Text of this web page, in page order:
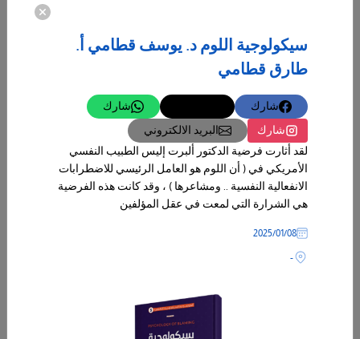
يمكن أن تصبح ناجحاً دون أن تكون مهووساً ، لكنك لن تصل إلى مستويات
النجاح الباهرة دون هوس ، لأن الهوس هو العامل المشترك الوحيد بين
سيكولوجية اللوم د. يوسف قطامي أ.
طارق قطامي
شارك
شارك
شارك
البريد الالكتروني
لقد أثارت فرضية الدكتور ألبرت إليس الطبيب النفسي
الأمريكي في ( أن اللوم هو العامل الرئيسي للاضطرابات
الانفعالية النفسية .. ومشاعرها ) ، وقد كانت هذه الفرضية
هي الشرارة التي لمعت في عقل المؤلفين
08‏/01‏/2025
-